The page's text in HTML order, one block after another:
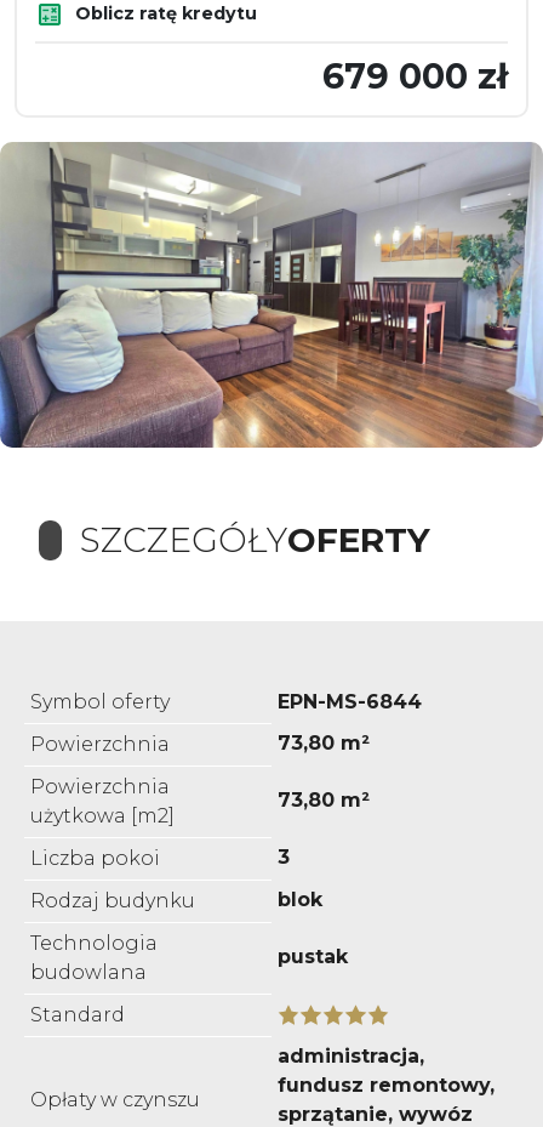
Oblicz ratę kredytu
679 000 zł
SZCZEGÓŁYOFERTY
Symbol oferty
EPN-MS-6844
Powierzchnia
73,80 m²
Powierzchnia
użytkowa [m2]
73,80 m²
Liczba pokoi
3
Rodzaj budynku
blok
Technologia
budowlana
pustak
Standard
Opłaty w czynszu
administracja,
fundusz remontowy,
sprzątanie, wywóz